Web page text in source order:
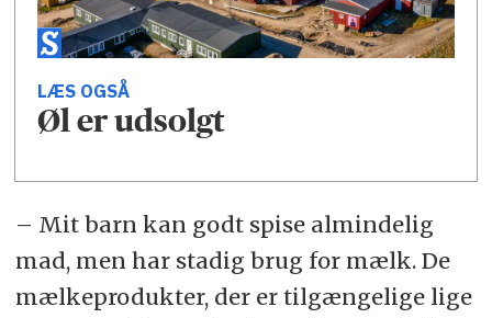
LÆS OGSÅ
Øl er udsolgt
– Mit barn kan godt spise almindelig
mad, men har stadig brug for mælk. De
mælkeprodukter, der er tilgængelige lige